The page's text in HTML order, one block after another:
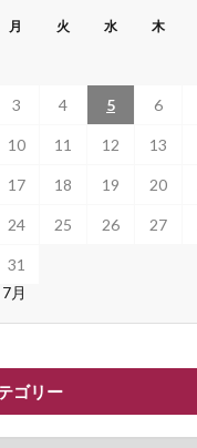
月 火 水 木
3 4 5 6
10 11 12 13
17 18 19 20
24 25 26 27
31
7月
ゴリー